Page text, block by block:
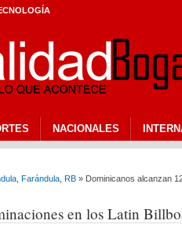
NACIONALES
Farándula RB » Dominicanos alcanzan
en los Latin